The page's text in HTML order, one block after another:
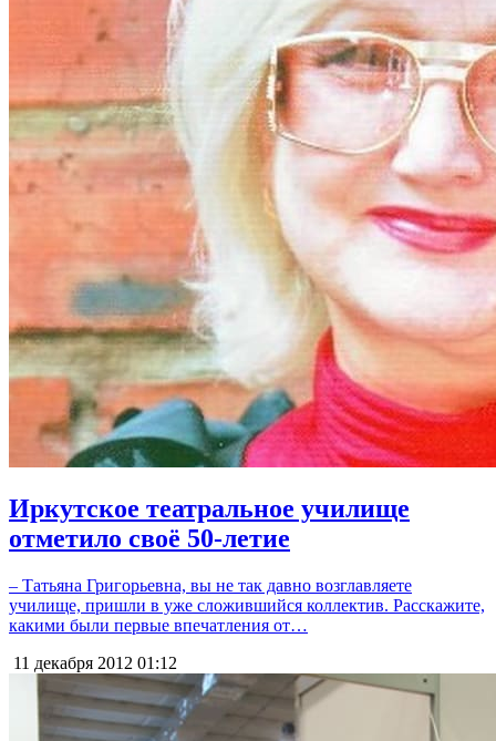
Иркутское театральное училище
отметило своё 50-летие
– Татьяна Григорьевна, вы не так давно возглавляете
училище, пришли в уже сложившийся коллектив. Расскажите,
какими были первые впечатления от…
11 декабря 2012 01:12